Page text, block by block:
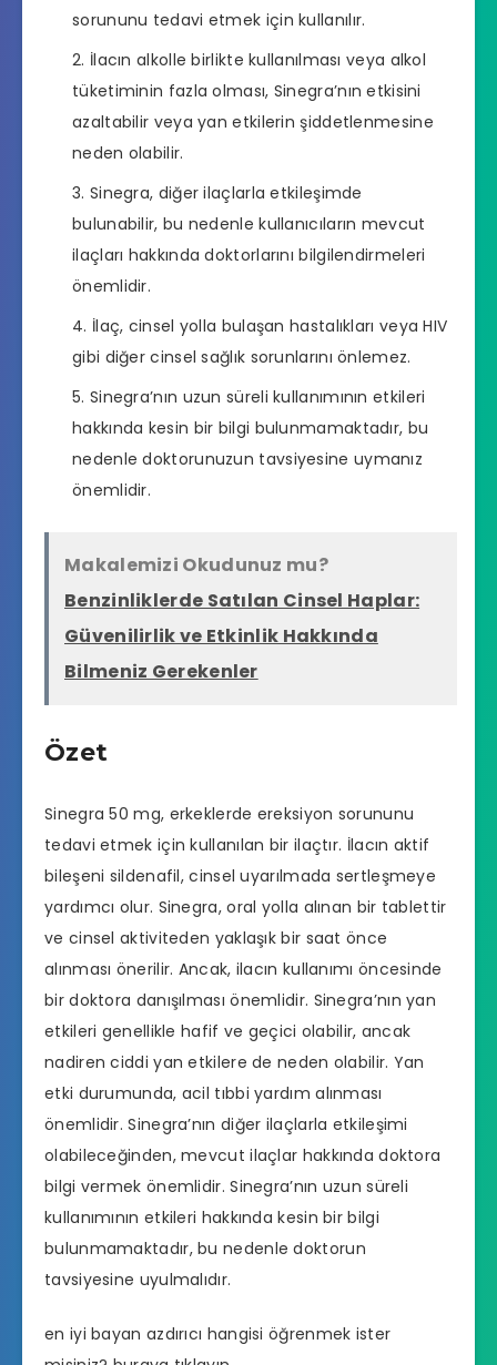
sorununu tedavi etmek için kullanılır.
İlacın alkolle birlikte kullanılması veya alkol
tüketiminin fazla olması, Sinegra’nın etkisini
azaltabilir veya yan etkilerin şiddetlenmesine
neden olabilir.
Sinegra, diğer ilaçlarla etkileşimde
bulunabilir, bu nedenle kullanıcıların mevcut
ilaçları hakkında doktorlarını bilgilendirmeleri
önemlidir.
İlaç, cinsel yolla bulaşan hastalıkları veya HIV
gibi diğer cinsel sağlık sorunlarını önlemez.
Sinegra’nın uzun süreli kullanımının etkileri
hakkında kesin bir bilgi bulunmamaktadır, bu
nedenle doktorunuzun tavsiyesine uymanız
önemlidir.
Makalemizi Okudunuz mu?
Benzinliklerde Satılan Cinsel Haplar:
Güvenilirlik ve Etkinlik Hakkında
Bilmeniz Gerekenler
Özet
Sinegra 50 mg, erkeklerde ereksiyon sorununu
tedavi etmek için kullanılan bir ilaçtır. İlacın aktif
bileşeni sildenafil, cinsel uyarılmada sertleşmeye
yardımcı olur. Sinegra, oral yolla alınan bir tablettir
ve cinsel aktiviteden yaklaşık bir saat önce
alınması önerilir. Ancak, ilacın kullanımı öncesinde
bir doktora danışılması önemlidir. Sinegra’nın yan
etkileri genellikle hafif ve geçici olabilir, ancak
nadiren ciddi yan etkilere de neden olabilir. Yan
etki durumunda, acil tıbbi yardım alınması
önemlidir. Sinegra’nın diğer ilaçlarla etkileşimi
olabileceğinden, mevcut ilaçlar hakkında doktora
bilgi vermek önemlidir. Sinegra’nın uzun süreli
kullanımının etkileri hakkında kesin bir bilgi
bulunmamaktadır, bu nedenle doktorun
tavsiyesine uyulmalıdır.
en iyi bayan azdırıcı hangisi öğrenmek ister